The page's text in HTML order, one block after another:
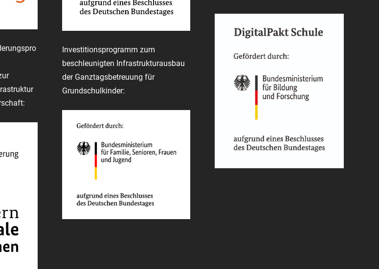
Investitionsprogramm zum
beschleunigten Infrastrukturausbau
der Ganztagsbetreuung für
Grundschulkinder: